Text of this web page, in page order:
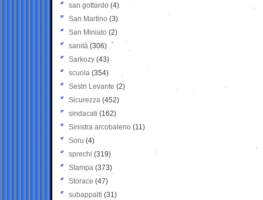
san gottardo (4)
San Martino (3)
San Miniato (2)
sanità (306)
Sarkozy (43)
scuola (354)
Sestri Levante (2)
Sicurezza (452)
sindacati (162)
Sinistra arcobaleno (11)
Soru (4)
sprechi (319)
Stampa (373)
Storace (47)
subappalti (31)